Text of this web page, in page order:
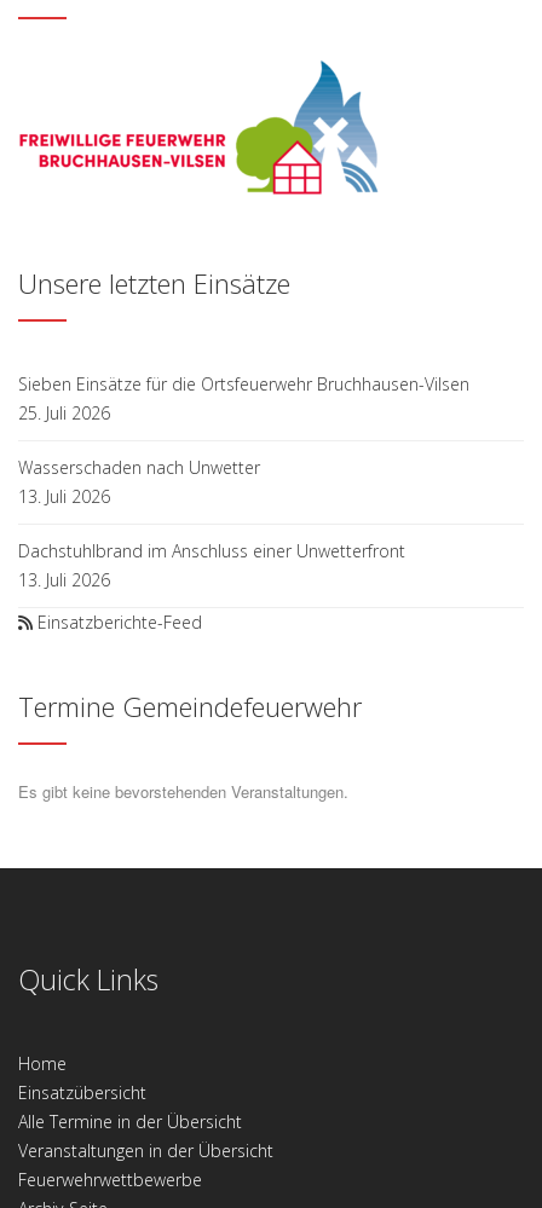
Unsere letzten Einsätze
Sieben Einsätze für die Ortsfeuerwehr Bruchhausen-Vilsen
25. Juli 2026
Wasserschaden nach Unwetter
13. Juli 2026
Dachstuhlbrand im Anschluss einer Unwetterfront
13. Juli 2026
Einsatzberichte-Feed
Termine Gemeindefeuerwehr
Es gibt keine bevorstehenden Veranstaltungen.
Quick Links
Home
Einsatzübersicht
Alle Termine in der Übersicht
Veranstaltungen in der Übersicht
Feuerwehrwettbewerbe